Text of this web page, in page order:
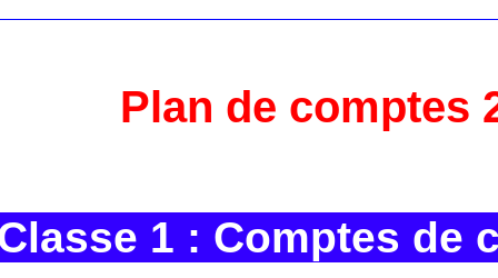
Plan de comptes
1 : Comptes de